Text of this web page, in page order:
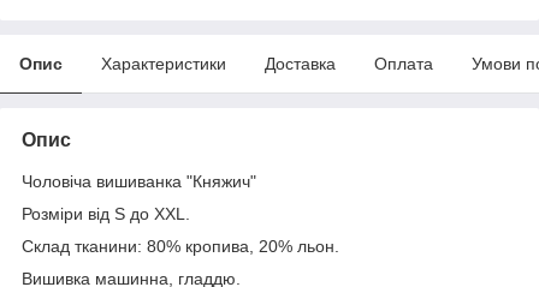
Опис Характеристики Доставка Оплата Умови
Опис
Чоловіча вишиванка "Княжич"
Розміри від S до XXL.
Склад тканини: 80% кропива, 20% льон.
Вишивка машинна, гладдю.